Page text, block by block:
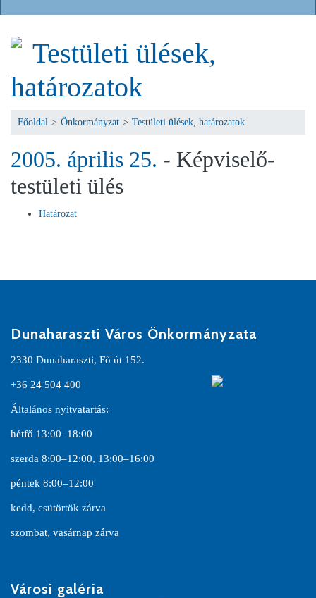
Testületi ülések,
határozatok
Főoldal > Önkormányzat > Testületi ülések, határozatok
2005. április 25. - Képviselő-
testületi ülés
Határozat
Dunaharaszti Város Önkormányzata
2330 Dunaharaszti, Fő út 152.
+36 24 504 400
Általános nyitvatartás:
hétfő 13:00–18:00
szerda 8:00–12:00, 13:00–16:00
péntek 8:00–12:00
kedd, csütörtök zárva
szombat, vasárnap zárva
Városi galéria